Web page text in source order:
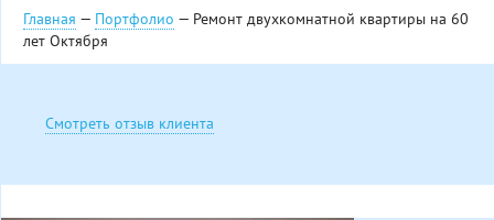
Главная — Портфолио — Ремонт двухкомнатной квартиры на 60
лет Октября
Смотреть отзыв клиента